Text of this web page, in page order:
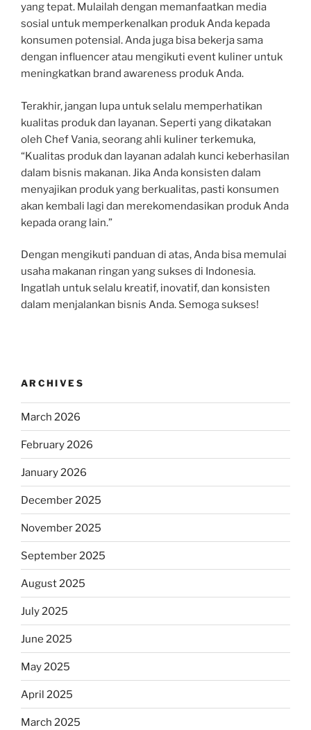
yang tepat. Mulailah dengan memanfaatkan media
sosial untuk memperkenalkan produk Anda kepada
konsumen potensial. Anda juga bisa bekerja sama
dengan influencer atau mengikuti event kuliner untuk
meningkatkan brand awareness produk Anda.
Terakhir, jangan lupa untuk selalu memperhatikan
kualitas produk dan layanan. Seperti yang dikatakan
oleh Chef Vania, seorang ahli kuliner terkemuka,
“Kualitas produk dan layanan adalah kunci keberhasilan
dalam bisnis makanan. Jika Anda konsisten dalam
menyajikan produk yang berkualitas, pasti konsumen
akan kembali lagi dan merekomendasikan produk Anda
kepada orang lain.”
Dengan mengikuti panduan di atas, Anda bisa memulai
usaha makanan ringan yang sukses di Indonesia.
Ingatlah untuk selalu kreatif, inovatif, dan konsisten
dalam menjalankan bisnis Anda. Semoga sukses!
ARCHIVES
March 2026
February 2026
January 2026
December 2025
November 2025
September 2025
August 2025
July 2025
June 2025
May 2025
April 2025
March 2025